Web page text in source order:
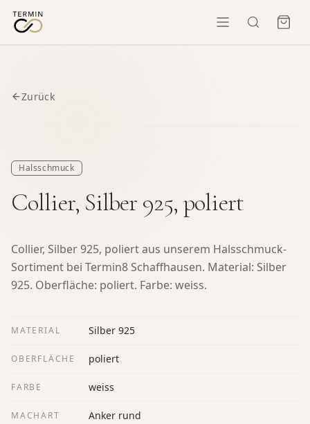
Zurück
Halsschmuck
Collier, Silber 925, poliert
Collier, Silber 925, poliert aus unserem Halsschmuck-
Sortiment bei Termin8 Schaffhausen. Material: Silber
925. Oberfläche: poliert. Farbe: weiss.
MATERIAL Silber 925
OBERFLÄCHE poliert
FARBE weiss
MACHART Anker rund